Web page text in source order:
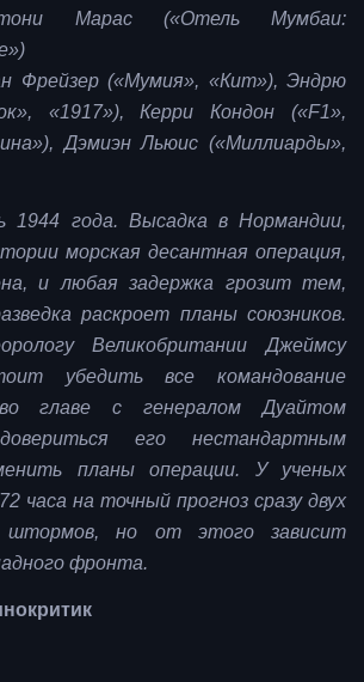
Марас («Отель Мумбаи:
Фрейзер («Мумия», «Кит»), Эндрю
«1917»), Керри Кондон («F1»,
Дэмиэн Льюис («Миллиарды»,
1944 года. Высадка в Нормандии,
морская десантная операция,
и любая задержка грозит тем,
раскроет планы союзников.
Великобритании Джеймсу
убедить все командование
главе с генералом Дуайтом
его нестандартным
планы операции. У ученых
часа на точный прогноз сразу двух
штормов, но от этого зависит
фронта.